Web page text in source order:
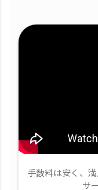
手数料は安く、
サ